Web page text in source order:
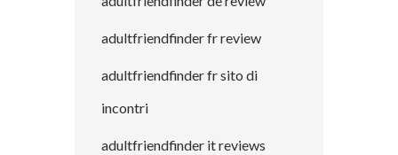
adultfriendfinder fr review
adultfriendfinder fr sito di
incontri
adultfriendfinder it reviews